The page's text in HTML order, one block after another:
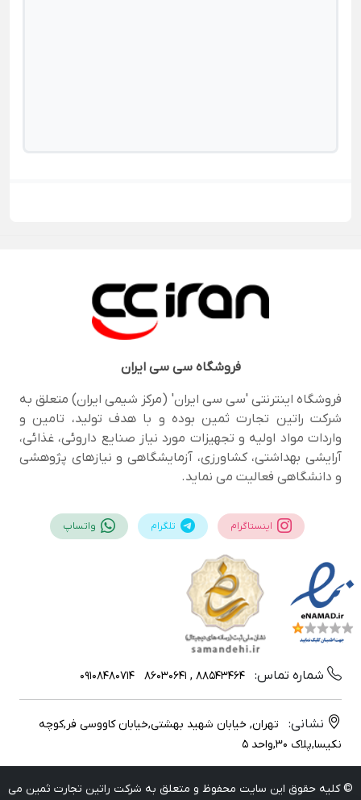
فروشگاهسی سی ایران
فروشگاه اینترنتی 'سی سی ایران' (مرکز شیمی ایران) متعلق به
شرکت راتین تجارت ثمین بوده و با هدف تولید، تامین و
واردات مواد اولیه و تجهیزات مورد نیاز صنایع داروئی، غذائی،
آرایشی بهداشتی، کشاورزی، آزمایشگاهی و نیازهای پژوهشی
و دانشگاهی فعالیت می نماید.
اینستاگرام تلگرام واتساپ
شماره تماس: 88543464 , 86030641
09108480714
نشانی:
تهران, خیابان شهید بهشتی,خیابان کاووسی فر,کوچه
نکیسا,پلاک 30,واحد 5
© کلیه حقوق این سایت محفوظ و متعلق به شرکت راتین تجارت ثمین می